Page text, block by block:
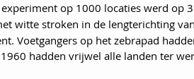
op 1000 locaties werd op
witte stroken in de lengterichting
Voetgangers op het zebrapad
hadden vrijwel alle landen ter